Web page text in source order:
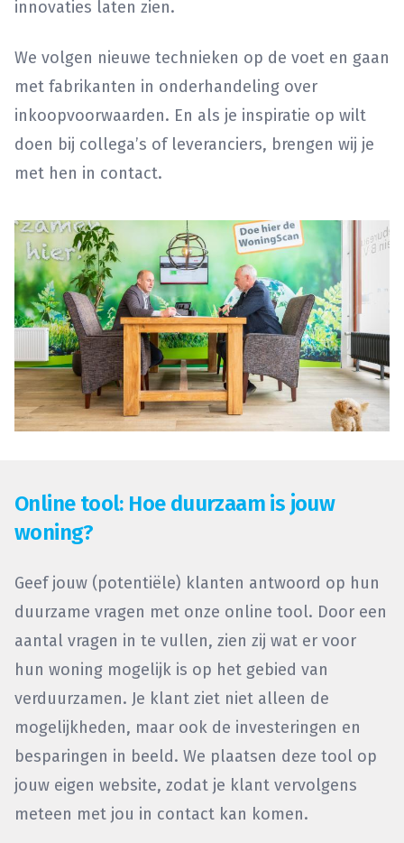
innovaties laten zien.
We volgen nieuwe technieken op de voet en gaan
met fabrikanten in onderhandeling over
inkoopvoorwaarden. En als je inspiratie op wilt
doen bij collega’s of leveranciers, brengen wij je
met hen in contact.
Online tool: Hoe duurzaam is jouw
woning?
Geef jouw (potentiële) klanten antwoord op hun
duurzame vragen met onze online tool. Door een
aantal vragen in te vullen, zien zij wat er voor
hun woning mogelijk is op het gebied van
verduurzamen. Je klant ziet niet alleen de
mogelijkheden, maar ook de investeringen en
besparingen in beeld. We plaatsen deze tool op
jouw eigen website, zodat je klant vervolgens
meteen met jou in contact kan komen.